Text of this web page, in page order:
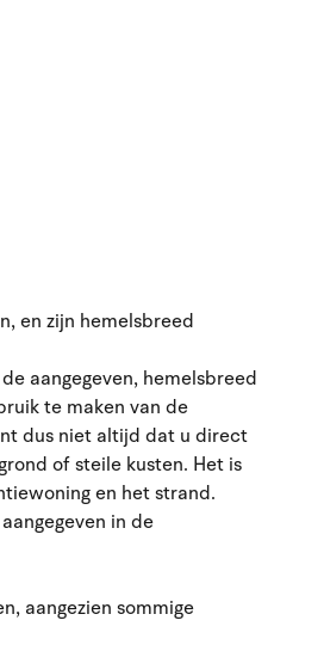
en zijn hemelsbreed
aangegeven, hemelsbreed
te maken van de
dus niet altijd dat u direct
of steile kusten. Het is
en het strand.
in de
aangezien sommige